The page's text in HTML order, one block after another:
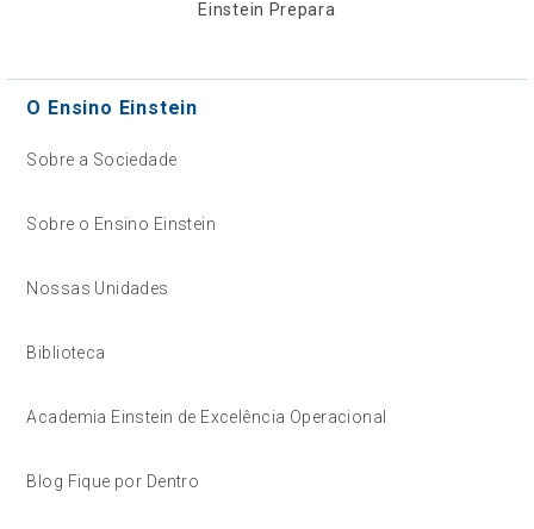
Einstein Prepara
O Ensino Einstein
Sobre a Sociedade
Sobre o Ensino Einstein
Nossas Unidades
Biblioteca
Academia Einstein de Excelência Operacional
Blog Fique por Dentro